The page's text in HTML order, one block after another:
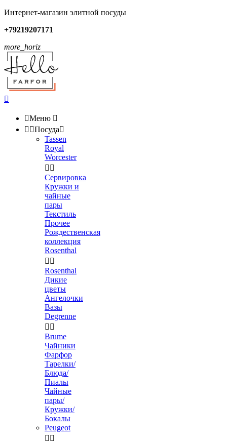
Интернет-магазин элитной посуды
+79219207171
more_horiz

Меню 
 Посуда
Tassen
Royal
Worcester
 
Сервировка
Кружки и
чайные
пары
Текстиль
Прочее
Рождественская
коллекция
Rosenthal
 
Rosenthal
Дикие
цветы
Ангелочки
Вазы
Degrenne
 
Brume
Чайники
Фарфор
Тарелки/
Блюда/
Пиалы
Чайные
пары/
Кружки/
Бокалы
Peugeot
 